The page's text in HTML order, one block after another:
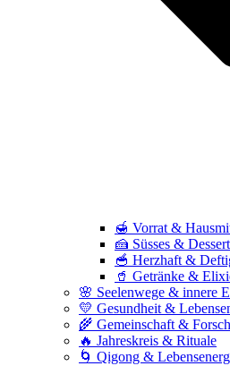
🍯 Vorrat &
🍰 Süsses &
🥣 Herzhaft &
🥤 Getränke &
🌸 Seelenwege & innere
💛 Gesundheit &
🌾 Gemeinschaft &
🔥 Jahreskreis & Rituale
🌀 Qigong &